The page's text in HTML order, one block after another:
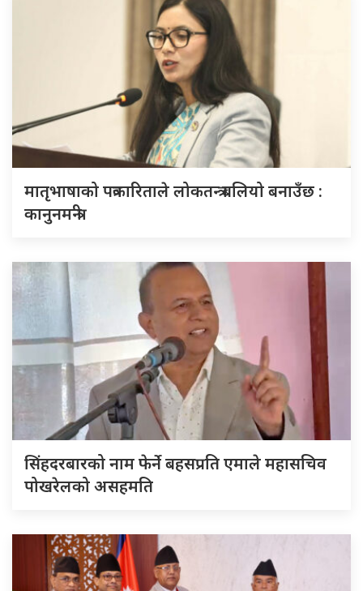
मातृभाषाको पत्रकारिताले लोकतन्त्र बलियो बनाउँछ :
कानुनमन्त्री
सिंहदरबारको नाम फेर्ने बहसप्रति एमाले महासचिव
पोखरेलको असहमति